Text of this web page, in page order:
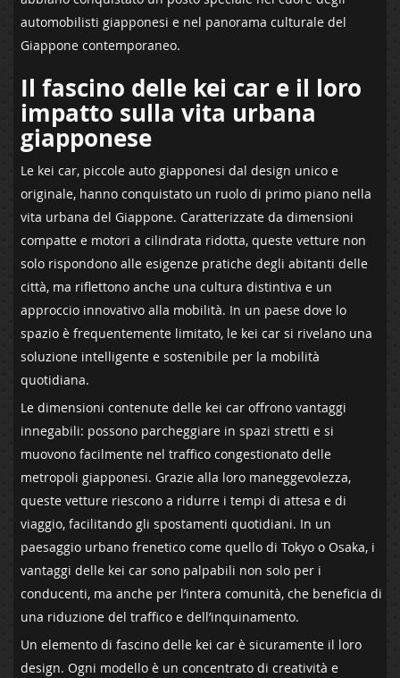
automobilisti giapponesi⁢ e nel​ panorama ‍culturale del
⁤Giappone contemporaneo.
Il fascino delle kei car e il loro
impatto‍ sulla vita urbana
giapponese
Le kei car, piccole auto giapponesi dal design unico e
originale, hanno conquistato un ruolo di primo ⁣piano ‌nella
vita⁣ urbana ⁢del Giappone. Caratterizzate da dimensioni
compatte e motori⁣ a cilindrata ridotta, queste vetture non⁢
solo⁣ rispondono‌ alle esigenze ⁣pratiche degli abitanti delle
città, ma⁣ riflettono anche una cultura distintiva e un
approccio innovativo alla ⁢mobilità. In un paese ‍dove lo
⁤spazio è‌ frequentemente⁤ limitato, le kei car si rivelano una
soluzione intelligente e⁤ sostenibile per la mobilità‌
quotidiana.
Le dimensioni contenute delle kei car ⁤offrono⁣ vantaggi
innegabili:⁤ possono parcheggiare⁣ in spazi stretti‌ e si
muovono facilmente‍ nel traffico congestionato delle
metropoli giapponesi. Grazie⁢ alla loro maneggevolezza,
⁣queste​ vetture riescono a ridurre i tempi di‍ attesa e di
viaggio, facilitando gli spostamenti quotidiani. In un
paesaggio urbano frenetico come quello di Tokyo ⁢o Osaka,⁣ i
‍vantaggi ⁢delle⁢ kei car ⁤sono palpabili non solo per ​i
conducenti, ma anche per l’intera comunità, che ⁤beneficia di
una riduzione del traffico e dell’inquinamento.
Un elemento di fascino delle kei car è ⁤sicuramente il loro
design. Ogni modello è un concentrato di creatività e